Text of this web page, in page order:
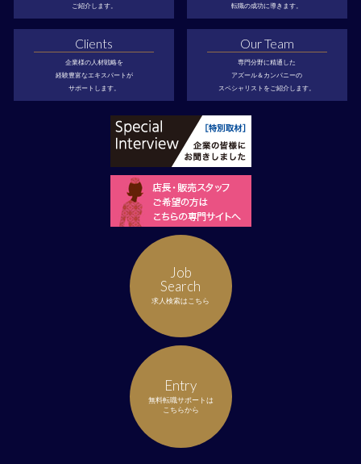
ご紹介します。
転職の成功に導きます。
Clients
企業様の人材戦略を
経験豊富なエキスパートが
サポートします。
Our Team
専門分野に精通した
アズール＆カンパニーの
スペシャリストをご紹介します。
Job
Search
求人検索はこちら
Entry
無料転職サポートは
こちらから